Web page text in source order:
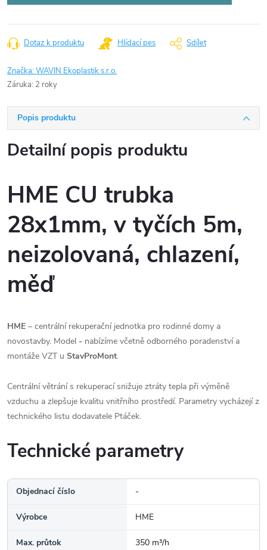
Dotaz k produktu Hlídací pes Sdílet
Značka:WAVIN Ekoplastik s.r.o.
Záruka: 2 roky
Popis produktu
Detailní popis produktu
HME CU trubka
28x1mm, v tyčích 5m,
neizolovaná, chlazení,
měď
HME – centrální rekuperační jednotka pro rodinné domy a
novostavby. Model - nabízíme včetně odborného poradenství a
montáže VZT u StavProMont.
Centrální větrání s rekuperací snižuje ztráty tepla při výměně
vzduchu a zlepšuje kvalitu vnitřního prostředí. Parametry vycházejí z
technického listu dodavatele Ptáček.
Technické parametry
Objednací číslo -
Výrobce HME
Max. průtok 350 m³/h